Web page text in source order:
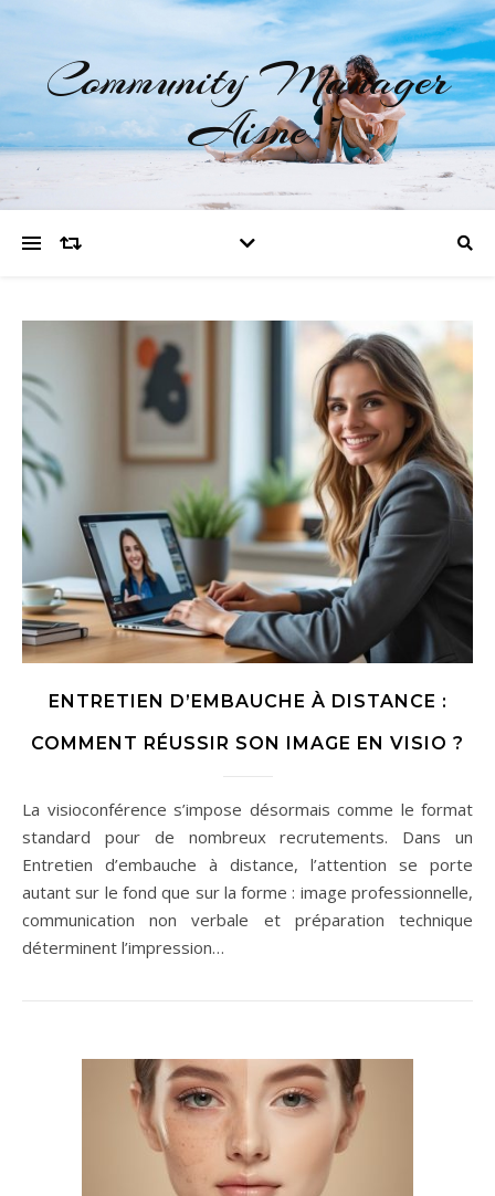
Community Manager
Aisne
ENTRETIEN D’EMBAUCHE À DISTANCE :
COMMENT RÉUSSIR SON IMAGE EN VISIO ?
La visioconférence s’impose désormais comme le format
standard pour de nombreux recrutements. Dans un
Entretien d’embauche à distance, l’attention se porte
autant sur le fond que sur la forme : image professionnelle,
communication non verbale et préparation technique
déterminent l’impression…